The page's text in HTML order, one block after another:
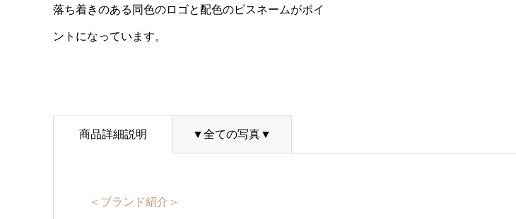
落ち着きのある同色のロゴと配色のピスネームがポイ
ントになっています。
商品詳細説明 ▼全ての写真▼
＜ブランド紹介＞